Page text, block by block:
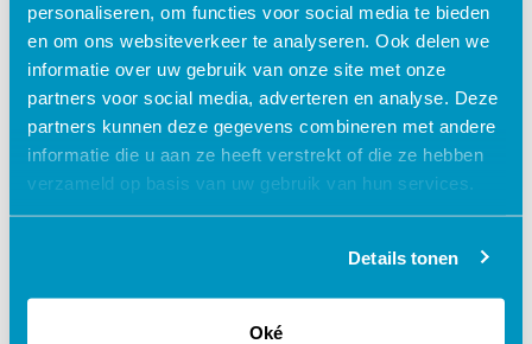
personaliseren, om functies voor social media te bieden
en om ons websiteverkeer te analyseren. Ook delen we
informatie over uw gebruik van onze site met onze
partners voor social media, adverteren en analyse. Deze
partners kunnen deze gegevens combineren met andere
informatie die u aan ze heeft verstrekt of die ze hebben
verzameld op basis van uw gebruik van hun services.
Details tonen
Oké
Interactieve en aantrekkelijke leermethoden
24/7 toegang tot lesmateriaal
Accreditatiepunten worden automatisch
bijgeschreven
Gerelateerde cursussen